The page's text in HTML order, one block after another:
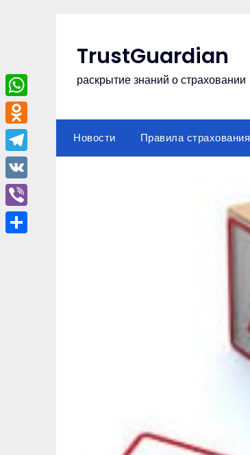
TrustGuardian
раскрытие знаний о страховании
Новости Правила страхования
WhatsApp
Odnoklassniki
Telegram
VK
Viber